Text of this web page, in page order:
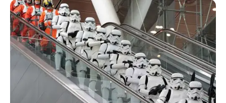
INSPIRASI
Kreatif, Pasangan Lansia di
Jepang Bangun Halte Bus
Bertema Totoro
wahidah |16 Oktober 2024